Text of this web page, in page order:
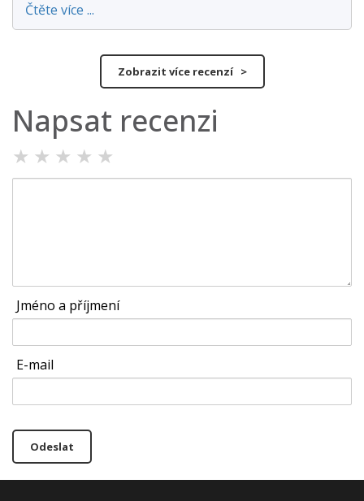
Čtěte více ...
Zobrazit více recenzí >
Napsat recenzi
★ ★ ★ ★ ★
Jméno a příjmení
E-mail
Odeslat